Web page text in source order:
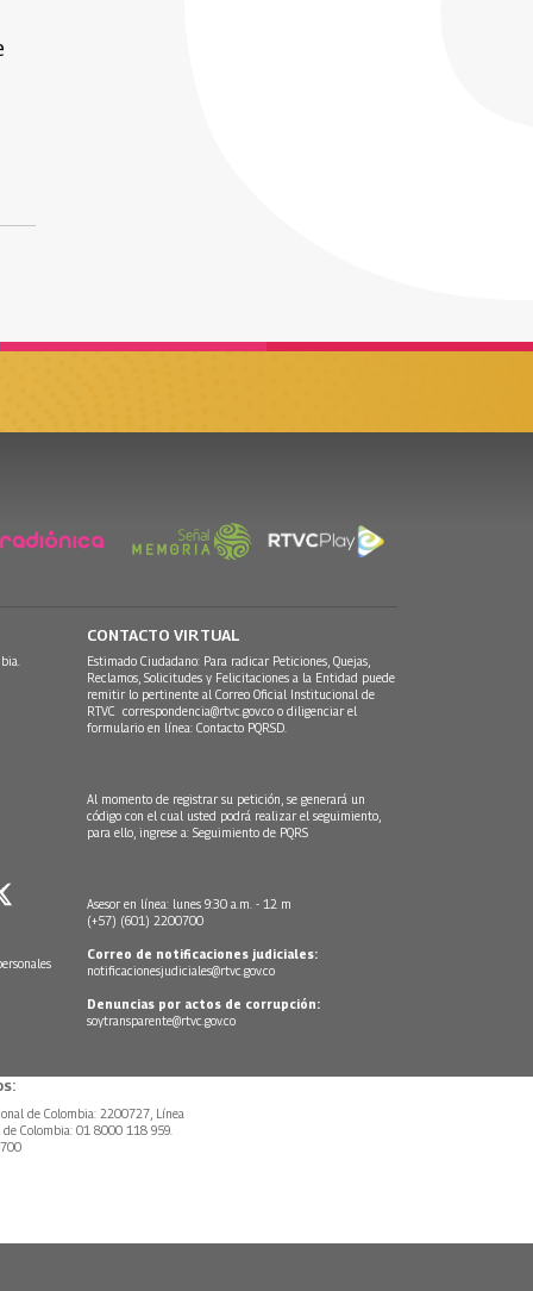
CONTACTO VIRTUAL
Estimado Ciudadano: Para radicar Peticiones, Quejas,
Reclamos, Solicitudes y Felicitaciones a la Entidad puede
remitir lo pertinente al Correo Oficial Institucional de
RTVC correspondencia@rtvc.gov.co o diligenciar el
formulario en línea: Contacto PQRSD.
Al momento de registrar su petición, se generará un
código con el cual usted podrá realizar el seguimiento,
para ello, ingrese a: Seguimiento de PQRS
Asesor en línea: lunes 9:30 a.m. - 12 m
(+57) (601) 2200700
Correo de notificaciones judiciales:
notificacionesjudiciales@rtvc.gov.co
Denuncias por actos de corrupción:
soytransparente@rtvc.gov.co
de Colombia: 2200727, Línea
Colombia: 01 8000 118 959.